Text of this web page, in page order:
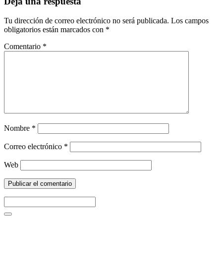
Tu dirección de correo electrónico no será publicada. Los campos
obligatorios están marcados con *
Comentario *
Nombre *
Correo electrónico *
Web